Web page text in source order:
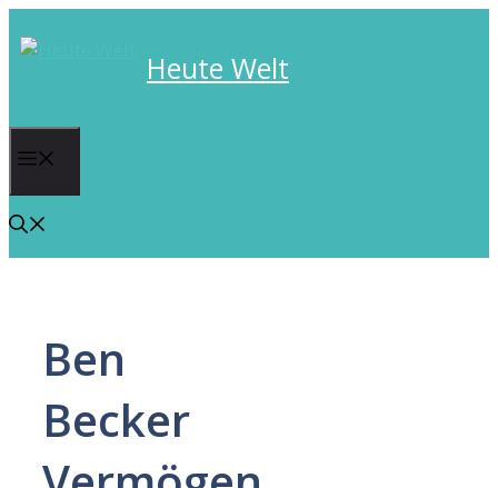
to
Heute Welt
Ben
Becker